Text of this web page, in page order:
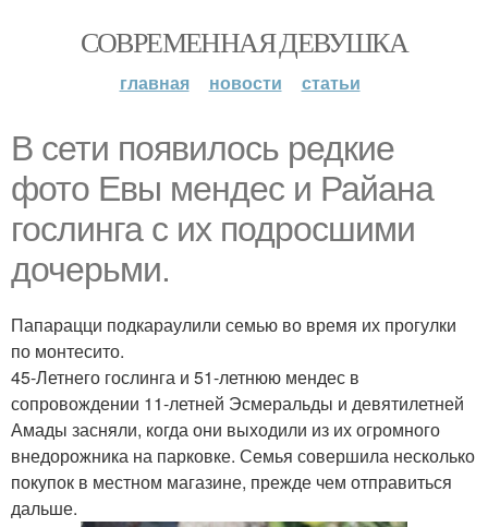
СОВРЕМЕННАЯ ДЕВУШКА
главная новости статьи
В сети появилось редкие
фото Евы мендес и Райана
гослинга с их подросшими
дочерьми.
Папарацци подкараулили семью во время их прогулки
по монтесито.
45-Летнего гослинга и 51-летнюю мендес в
сопровождении 11-летней Эсмеральды и девятилетней
Амады засняли, когда они выходили из их огромного
внедорожника на парковке. Семья совершила несколько
покупок в местном магазине, прежде чем отправиться
дальше.